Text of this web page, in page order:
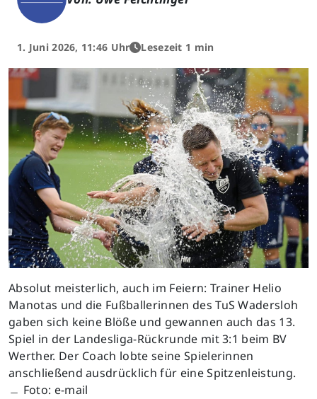
1. Juni 2026, 11:46 Uhr Lesezeit 1 min
Absolut meisterlich, auch im Feiern: Trainer Helio
Manotas und die Fußballerinnen des TuS Wadersloh
gaben sich keine Blöße und gewannen auch das 13.
Spiel in der Landesliga-Rückrunde mit 3:1 beim BV
Werther. Der Coach lobte seine Spielerinnen
anschließend ausdrücklich für eine Spitzenleistung.
﹘ Foto: e-mail